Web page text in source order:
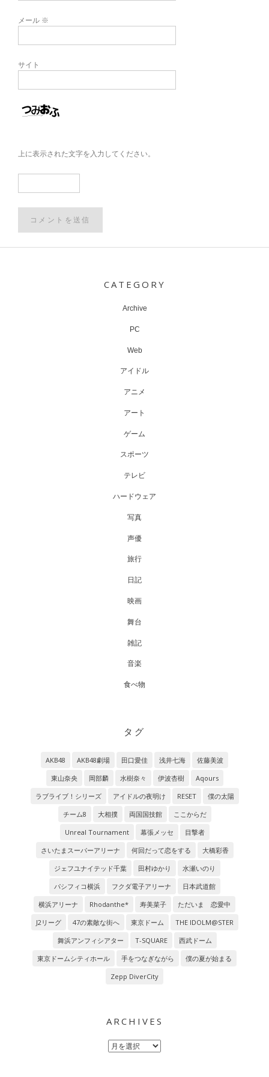
メール ※
サイト
上に表示された文字を入力してください。
CATEGORY
Archive
PC
Web
アイドル
アニメ
アート
ゲーム
スポーツ
テレビ
ハードウェア
写真
声優
旅行
日記
映画
舞台
雑記
音楽
食べ物
タグ
AKB48 AKB48劇場 田口愛佳 浅井七海
佐藤美波
東山奈央
岡部麟 水樹奈々 伊波杏樹
Aqours
ラブライブ！シリーズ
アイドルの夜明け RESET
僕の太陽
チーム8
大相撲 両国国技館
ここからだ
Unreal Tournament
幕張メッセ
目撃者
さいたまスーパーアリーナ
何回だって恋をする
大橋彩香
ジェフユナイテッド千葉
田村ゆかり
水瀬いのり
パシフィコ横浜
フクダ電子アリーナ
日本武道館
横浜アリーナ
Rhodanthe* 寿美菜子
ただいま 恋愛中
J2リーグ
47の素敵な街へ 東京ドーム
THE IDOLM@STER
舞浜アンフィシアター
T-SQUARE
西武ドーム
東京ドームシティホール
手をつなぎながら
僕の夏が始まる
Zepp DiverCity
ARCHIVES
Archives